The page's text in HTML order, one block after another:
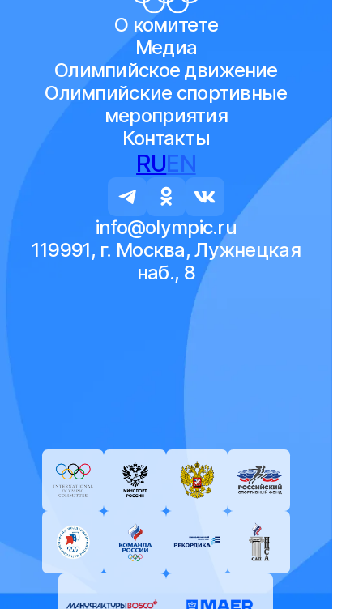
О комитете
Медиа
Олимпийское движение
Олимпийские спортивные
мероприятия
Контакты
RUEN
info@olympic.ru
119991, г. Москва, Лужнецкая
наб., 8